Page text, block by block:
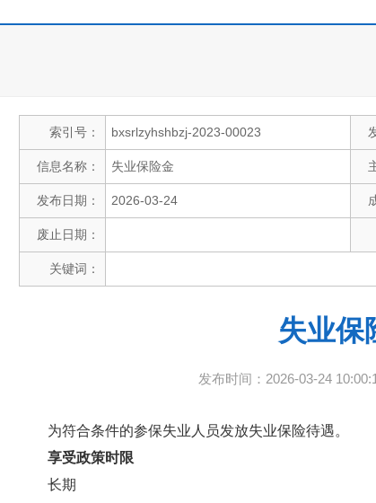
索引号： bxsrlzyhshbzj-2023-00023
信息名称： 失业保险金
发布日期： 2026-03-24
废止日期：
关键词：
失业保
发布时间：2026-03-24
为符合条件的参保失业人员发放失业保险待遇。
享受政策时限
长期